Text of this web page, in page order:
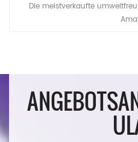
Die meistverkaufte